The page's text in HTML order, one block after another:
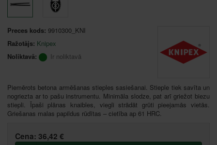
Preces kods: 9910300_KNI
Ražotājs: Knipex
Noliktavā:
Ir noliktavā
Piemērots betona armēšanas stieples sasiešanai. Stieple tiek savīta un
nogriezta ar to pašu instrumentu. Minimāla slodze, pat arī griežot biezu
stiepli. Īpaši plānas knaibles, viegli strādāt grūti pieejamās vietās.
Griešanas malas papildus rūdītas – cietība ap 61 HRC.
Cena: 36,42 €